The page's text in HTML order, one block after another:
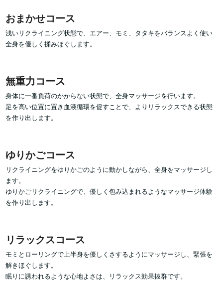
おまかせコース
浅いリクライニング状態で、エアー、モミ、タタキをバランスよく使い
全身を優しく揉みほぐします。
無重力コース
身体に一番負荷のかからない状態で、全身マッサージを行います。
足を高い位置に置き血液循環を促すことで、よりリラックスできる状態
を作り出します。
ゆりかごコース
リクライニングをゆりかごのように動かしながら、全身をマッサージし
ます。
ゆりかごリクライニングで、優しく包み込まれるようなマッサージ体験
を作り出します。
リラックスコース
モミとローリングで上半身を優しくさするようにマッサージし、緊張を
解きほぐします。
眠りに誘われるような心地よさは、リラックス効果抜群です。